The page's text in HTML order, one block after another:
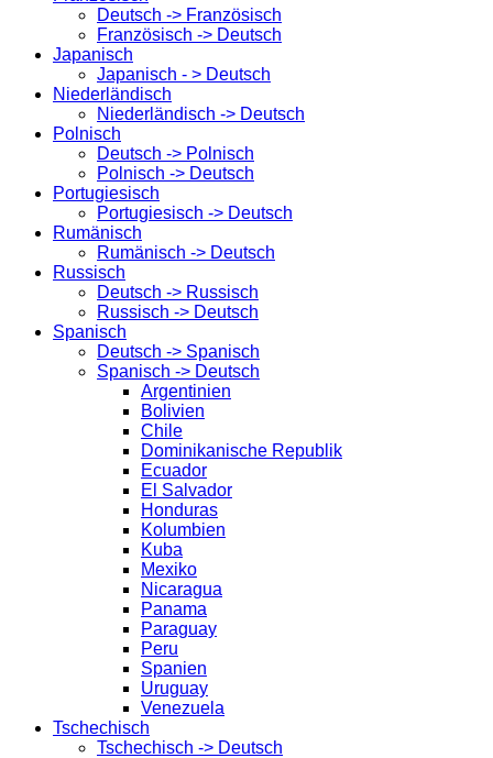
Deutsch -> Französisch
Französisch -> Deutsch
Japanisch
Japanisch - > Deutsch
Niederländisch
Niederländisch -> Deutsch
Polnisch
Deutsch -> Polnisch
Polnisch -> Deutsch
Portugiesisch
Portugiesisch -> Deutsch
Rumänisch
Rumänisch -> Deutsch
Russisch
Deutsch -> Russisch
Russisch -> Deutsch
Spanisch
Deutsch -> Spanisch
Spanisch -> Deutsch
Argentinien
Bolivien
Chile
Dominikanische Republik
Ecuador
El Salvador
Honduras
Kolumbien
Kuba
Mexiko
Nicaragua
Panama
Paraguay
Peru
Spanien
Uruguay
Venezuela
Tschechisch
Tschechisch -> Deutsch